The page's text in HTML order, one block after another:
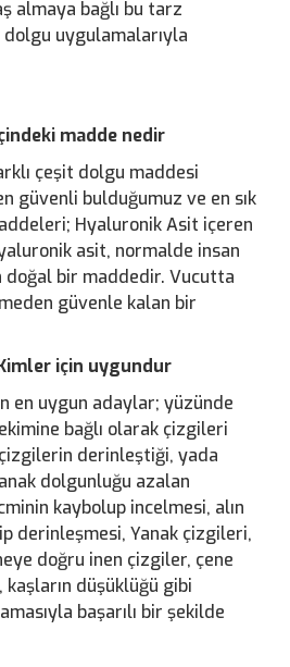
almaya bağlı bu tarz
uygulamalarıyla
madde nedir
çeşit dolgu maddesi
güvenli bulduğumuz ve en sık
Hyaluronik Asit içeren
asit, normalde insan
doğal bir maddedir. Vucutta
güvenle kalan bir
için uygundur
en uygun adaylar; yüzünde
bağlı olarak çizgileri
derinleştiği, yada
dolgunluğu azalan
kaybolup incelmesi, alın
derinleşmesi, Yanak çizgileri,
doğru inen çizgiler, çene
kaşların düşüklüğü gibi
başarılı bir şekilde